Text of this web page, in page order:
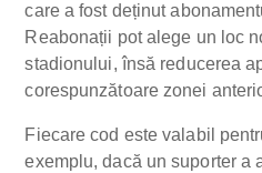
care a fost deținut
Reabonații pot alege un loc
stadionului, însă reducerea
corespunzătoare zonei
Fiecare cod este valabil
exemplu, dacă un suporter a